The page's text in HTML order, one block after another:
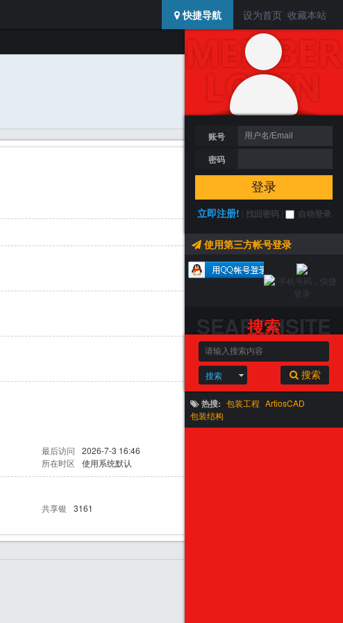
设为首页 收藏本站
快捷导航
登陆 / 注册
搜索
USERCENTER
账号
密码
登录
立即注册! | 找回密码| 自动登录
使用第三方帐号登录
SEARCHSITE
搜索
搜索 搜索
热搜: 包装工程 ArtiosCAD
包装结构
加为好友
发送消息
最后访问
2026-7-3 16:46
所在时区 使用系统默认
共享银
3161